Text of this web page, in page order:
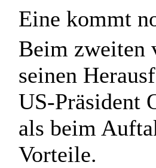
Eine kommt
Beim zweiten
seinen
US-Präsident
als beim
Vorteile.